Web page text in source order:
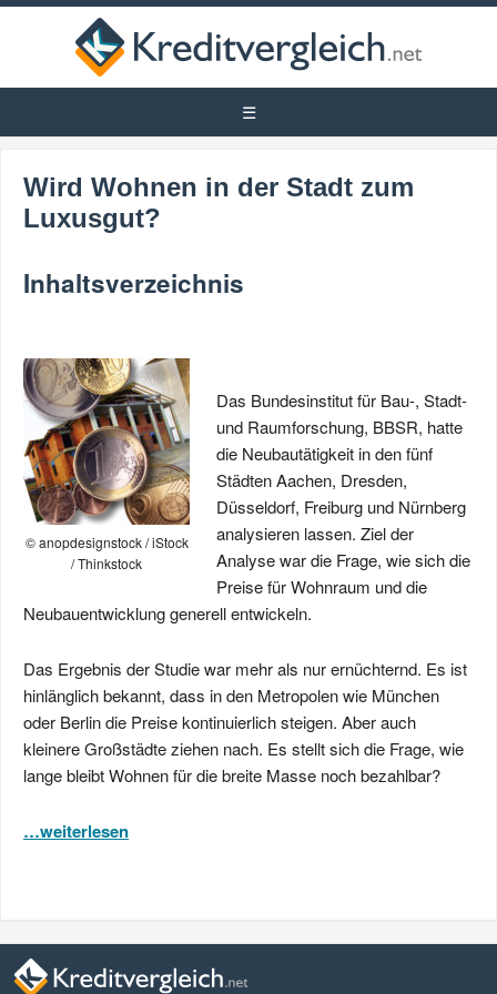
Wird Wohnen in der Stadt zum
Luxusgut?
Inhaltsverzeichnis
© anopdesignstock / iStock
/ Thinkstock
Das Bundesinstitut für Bau-, Stadt-
und Raumforschung, BBSR, hatte
die Neubautätigkeit in den fünf
Städten Aachen, Dresden,
Düsseldorf, Freiburg und Nürnberg
analysieren lassen. Ziel der
Analyse war die Frage, wie sich die
Preise für Wohnraum und die
Neubauentwicklung generell entwickeln.
Das Ergebnis der Studie war mehr als nur ernüchternd. Es ist
hinlänglich bekannt, dass in den Metropolen wie München
oder Berlin die Preise kontinuierlich steigen. Aber auch
kleinere Großstädte ziehen nach. Es stellt sich die Frage, wie
lange bleibt Wohnen für die breite Masse noch bezahlbar?
…weiterlesen